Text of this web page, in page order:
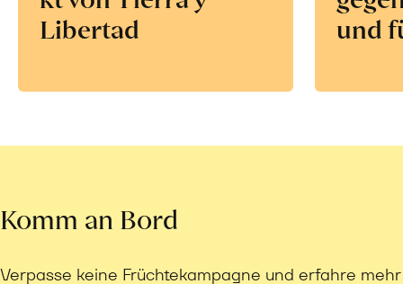
Libertad
und
Komm an Bord
Verpasse keine Früchtekampagne und erfahre mehr